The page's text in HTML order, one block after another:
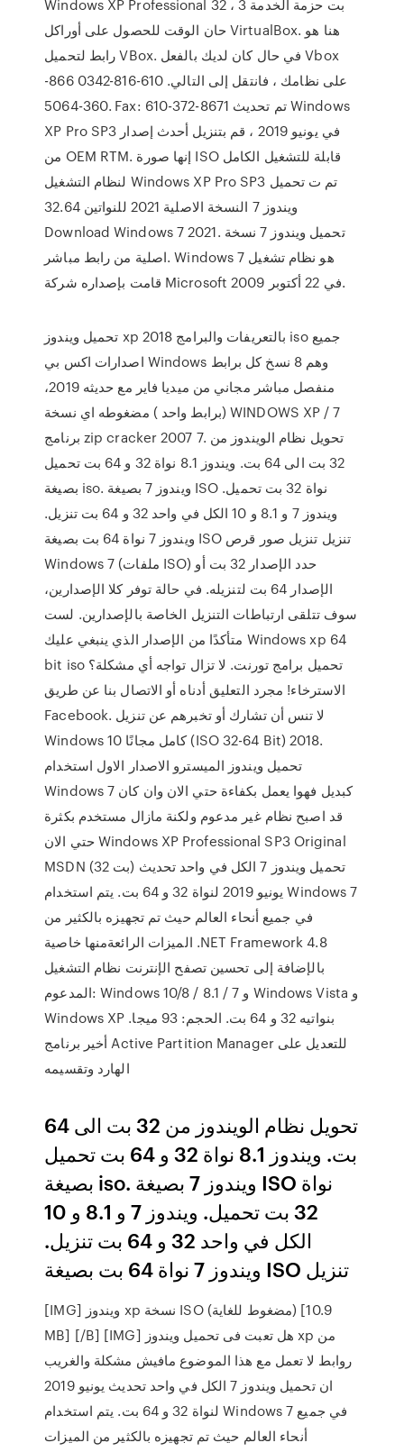
Windows XP Professional 32 بت حزمة الخدمة 3 ،
حان الوقت للحصول على أوراكل VirtualBox. هنا هو
رابط لتحميل VBox. في حال كان لديك بالفعل Vbox
على نظامك ، فانتقل إلى التالي. 610-816-0342 866-
360-5064. Fax: 610-372-8671 تم تحديث Windows
XP Pro SP3 في يونيو 2019 ، قم بتنزيل أحدث إصدار
من OEM RTM. إنها صورة ISO قابلة للتشغيل الكامل
لنظام التشغيل Windows XP Pro SP3 تم ت تحميل
ويندوز 7 النسخة الاصلية 2021 للنواتين 32.64
Download Windows 7 2021. تحميل ويندوز 7 نسخة
اصلية من رابط مباشر. Windows 7 هو نظام تشغيل
قامت بإصداره شركة Microsoft في 22 أكتوبر 2009.
تحميل ويندوز xp 2018 بالتعريفات والبرامج iso جميع
اصدارات اكس بي Windows وهم 8 نسخ كل برابط
منفصل مباشر مجاني من ميديا فاير مع حديثه 2019،
(برابط واحد ) مضغوطه اي نسخة WINDOWS XP / 7
برنامج zip cracker 2007 7. تحويل نظام الويندوز من
32 بت الى 64 بت. ويندوز 8.1 نواة 32 و 64 بت تحميل
بصيغة iso. ويندوز 7 بصيغة ISO نواة 32 بت تحميل.
ويندوز 7 و 8.1 و 10 الكل في واحد 32 و 64 بت تنزيل.
ويندوز 7 نواة 64 بت بصيغة ISO تنزيل تنزيل صور قرص
Windows 7 (ملفات ISO) حدد الإصدار 32 بت أو
الإصدار 64 بت لتنزيله. في حالة توفر كلا الإصدارين،
سوف تتلقى ارتباطات التنزيل الخاصة بالإصدارين. لست
متأكدًا من الإصدار الذي ينبغي عليك Windows xp 64
bit iso تحميل برامج تورنت. لا تزال تواجه أي مشكلة؟
الاسترخاء! مجرد التعليق أدناه أو الاتصال بنا عن طريق
Facebook. لا تنس أن تشارك أو تخبرهم عن تنزيل
Windows 10 كامل مجانًا (ISO 32-64 Bit) 2018.
تحميل ويندوز الميسترو الاصدار الاول استخدام
Windows 7 كبديل فهوا يعمل بكفاءة حتي الان وان كان
قد اصبح نظام غير مدعوم ولكنة مازال مستخدم بكثرة
حتي الان Windows XP Professional SP3 Original
MSDN (32 بت) تحميل ويندوز 7 الكل في واحد تحديث
يونيو 2019 لنواة 32 و 64 بت. يتم استخدام Windows 7
في جميع أنحاء العالم حيث تم تجهيزه بالكثير من
الميزات الرائعةمنها خاصية .NET Framework 4.8
بالإضافة إلى تحسين تصفح الإنترنت نظام التشغيل
المدعوم: Windows 10/8 / 8.1 / 7 و Windows Vista و
Windows XP بنواتيه 32 و 64 بت. الحجم: 93 ميجا.
أخير برنامج Active Partition Manager للتعديل على
الهارد وتقسيمه
تحويل نظام الويندوز من 32 بت الى 64
بت. ويندوز 8.1 نواة 32 و 64 بت تحميل
بصيغة iso. ويندوز 7 بصيغة ISO نواة
32 بت تحميل. ويندوز 7 و 8.1 و 10
الكل في واحد 32 و 64 بت تنزيل.
ويندوز 7 نواة 64 بت بصيغة ISO تنزيل
[IMG] ويندوز xp نسخة ISO (مضغوط للغاية) [10.9
MB] [/B] [IMG] هل تعبت فى تحميل ويندوز xp من
روابط لا تعمل مع هذا الموضوع مافيش مشكلة والغريب
ان تحميل ويندوز 7 الكل في واحد تحديث يونيو 2019
لنواة 32 و 64 بت. يتم استخدام Windows 7 في جميع
أنحاء العالم حيث تم تجهيزه بالكثير من الميزات